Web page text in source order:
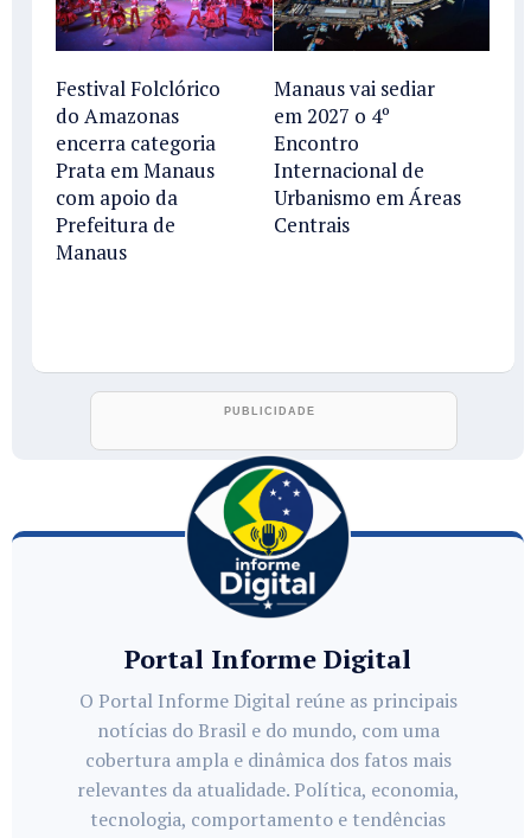
Festival Folclórico
do Amazonas
encerra categoria
Prata em Manaus
com apoio da
Prefeitura de
Manaus
Manaus vai sediar
em 2027 o 4º
Encontro
Internacional de
Urbanismo em Áreas
Centrais
Portal Informe Digital
O Portal Informe Digital reúne as principais
notícias do Brasil e do mundo, com uma
cobertura ampla e dinâmica dos fatos mais
relevantes da atualidade. Política, economia,
tecnologia, comportamento e tendências